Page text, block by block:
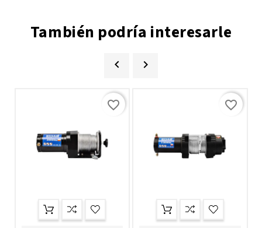
También podría interesarle
 
favorite_border favorite_border